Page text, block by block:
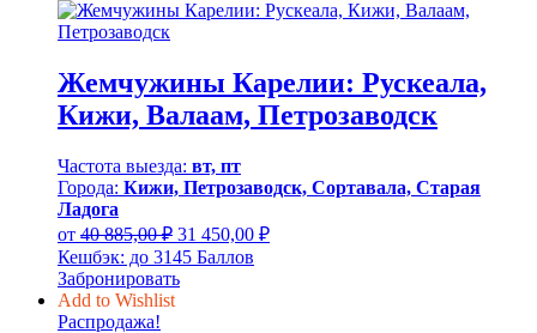
Жемчужины Карелии: Рускеала,
Кижи, Валаам, Петрозаводск
Частота выезда: вт, пт
Города: Кижи, Петрозаводск, Сортавала, Старая
Ладога
от 40 885,00₽ Первоначальная
цена
составляла
40
31 450,00 ₽Текущая
Кешбэк: до 3145 Баллов
Забронировать
Add to Wishlist
Распродажа!